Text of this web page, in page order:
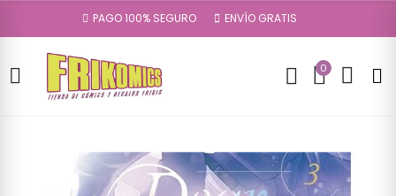
PAGO 100% SEGURO ENVÍO GRATIS
0